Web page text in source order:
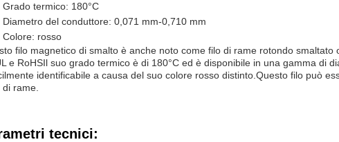
Grado termico: 180°C
Diametro del conduttore: 0,071 mm-0,710 mm
Colore: rosso
filo magnetico di smalto è anche noto come filo di rame rotondo
e RoHSIl suo grado termico è di 180°C ed è disponibile in una gamma di
identificabile a causa del suo colore rosso distinto.Questo filo può
di rame.
tecnici: